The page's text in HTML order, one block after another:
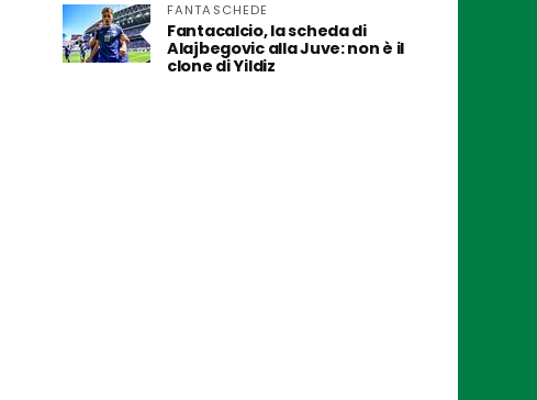
FANTASCHEDE
Fantacalcio, la scheda di
Alajbegovic alla Juve: non è il
clone di Yildiz